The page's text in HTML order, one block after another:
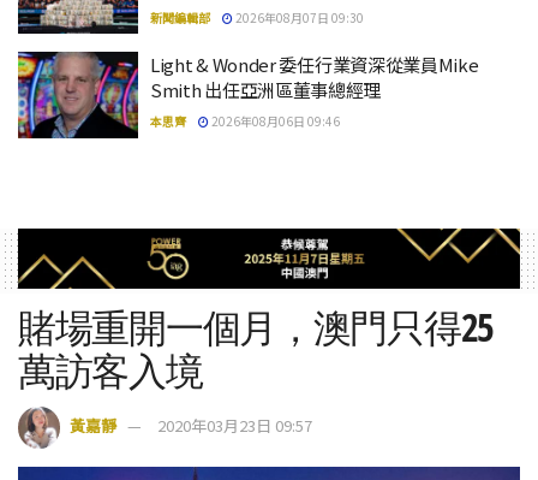
新聞編輯部 2026年08月07日 09:30
Light & Wonder 委任行業資深從業員Mike
Smith 出任亞洲區董事總經理
本思齊 2026年08月06日 09:46
賭場重開一個月，澳門只得25
萬訪客入境
黃嘉靜 2020年03月23日 09:57